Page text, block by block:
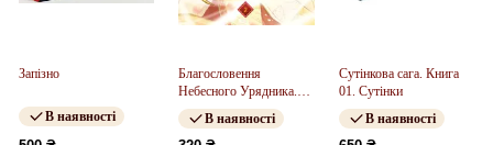
Запізно
В наявності
Благословення
Небесного Урядника.
Том 2
В наявності
Сутінкова сага. Книга
01. Сутінки
В наявності